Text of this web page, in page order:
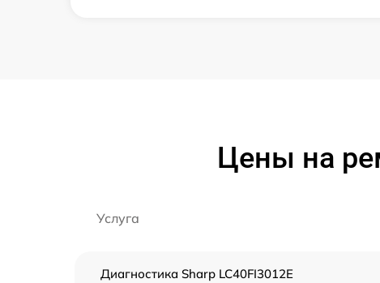
Цены на
Услуга
Диагностика Sharp LC40FI3012E